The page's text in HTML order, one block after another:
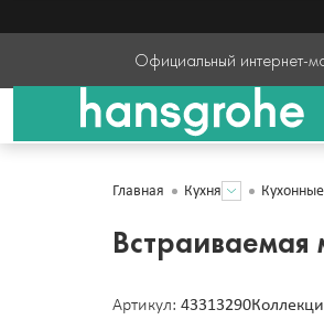
Официальный интернет-
Главная Кухня
Артикул: 43313290